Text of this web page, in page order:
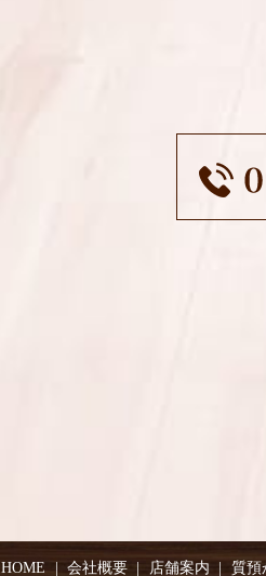
HOME 会社概要 店舗案内 質預